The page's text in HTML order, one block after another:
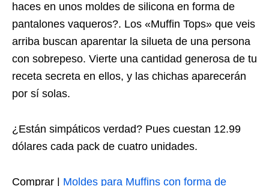
haces en unos moldes de silicona en forma de
pantalones vaqueros?. Los «Muffin Tops» que veis
arriba buscan aparentar la silueta de una persona
con sobrepeso. Vierte una cantidad generosa de tu
receta secreta en ellos, y las chichas aparecerán
por sí solas.
¿Están simpáticos verdad? Pues cuestan 12.99
dólares cada pack de cuatro unidades.
Comprar | Moldes para Muffins con forma de